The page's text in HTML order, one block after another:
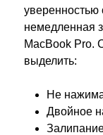
уверенностью
немедленная
MacBook Pro.
выделить:
Не
Двойное